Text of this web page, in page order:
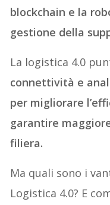
blockchain e la
gestione della
La logistica 4.0
connettività e
per migliorare
garantire
filiera.
Ma quali sono i
Logistica 4.0? E